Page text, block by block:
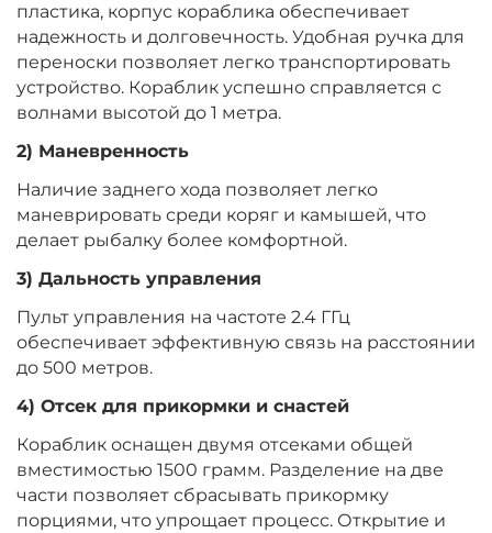
пластика, корпус кораблика обеспечивает
надежность и долговечность. Удобная ручка для
переноски позволяет легко транспортировать
устройство. Кораблик успешно справляется с
волнами высотой до 1 метра.
2) Маневренность
Наличие заднего хода позволяет легко
маневрировать среди коряг и камышей, что
делает рыбалку более комфортной.
3) Дальность управления
Пульт управления на частоте 2.4 ГГц
обеспечивает эффективную связь на расстоянии
до 500 метров.
4) Отсек для прикормки и снастей
Кораблик оснащен двумя отсеками общей
вместимостью 1500 грамм. Разделение на две
части позволяет сбрасывать прикормку
порциями, что упрощает процесс. Открытие и